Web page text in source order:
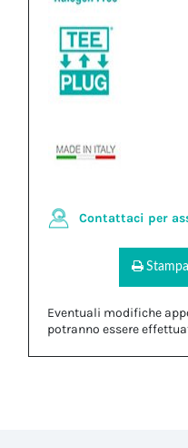
Contattaci per
Eventuali modifiche
potranno essere